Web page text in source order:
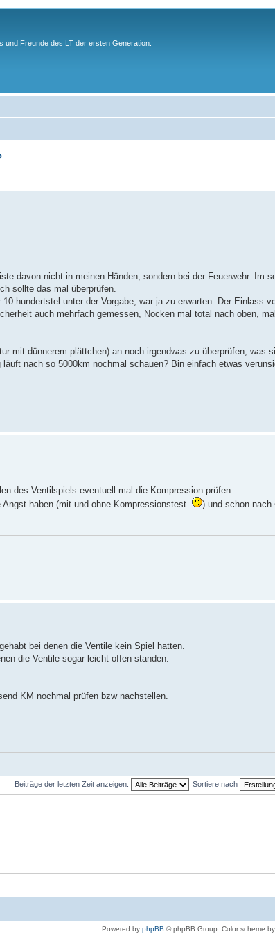
und Freunde des LT der ersten Generation.
davon nicht in meinen Händen, sondern bei der Feuerwehr. Im
sollte das mal überprüfen.
hundertstel unter der Vorgabe, war ja zu erwarten. Der Einlass
auch mehrfach gemessen, Nocken mal total nach oben,
mit dünnerem plättchen) an noch irgendwas zu überprüfen, was
nach so 5000km nochmal schauen? Bin einfach etwas
des Ventilspiels eventuell mal die Kompression prüfen.
haben (mit und ohne Kompressionstest.
) und schon nach
bei denen die Ventile kein Spiel hatten.
die Ventile sogar leicht offen standen.
KM nochmal prüfen bzw nachstellen.
Beiträge der letzten Zeit anzeigen: Sortiere nach
Powered by phpBB © phpBB Group. Color scheme by